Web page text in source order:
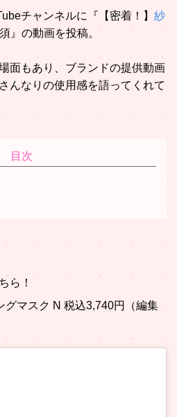
チャンネルに『【密着！】 紗
』の動画を投稿。
面もあり、ブランドの提供動画
さんなりの使用感を語ってくれて
目次
ら！
グマスク N 税込3,740円（編集